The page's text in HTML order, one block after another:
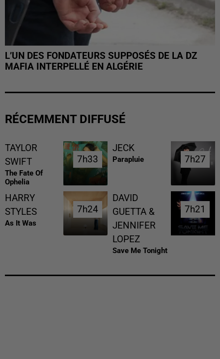
L’UN DES FONDATEURS SUPPOSÉS DE LA DZ
MAFIA INTERPELLÉ EN ALGÉRIE
RÉCEMMENT DIFFUSÉ
TAYLOR
SWIFT
The Fate Of
Ophelia
7h33
7h33
JECK
Parapluie 7h27
7h27
HARRY
STYLES
As It Was
7h24
7h24
DAVID
GUETTA &
JENNIFER
LOPEZ
Save Me Tonight
7h21
7h21